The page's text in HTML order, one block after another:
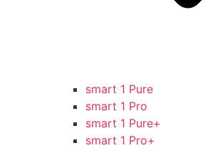
smart 1 Pure
smart 1 Pro
smart 1 Pure+
smart 1 Pro+